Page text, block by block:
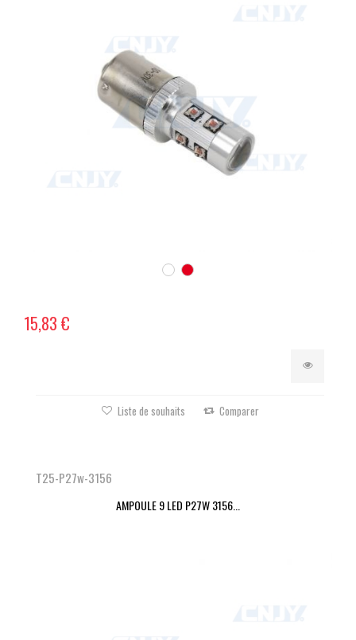
15,83 €
Liste de souhaits Comparer
T25-P27w-3156
AMPOULE 9 LED P27W 3156...